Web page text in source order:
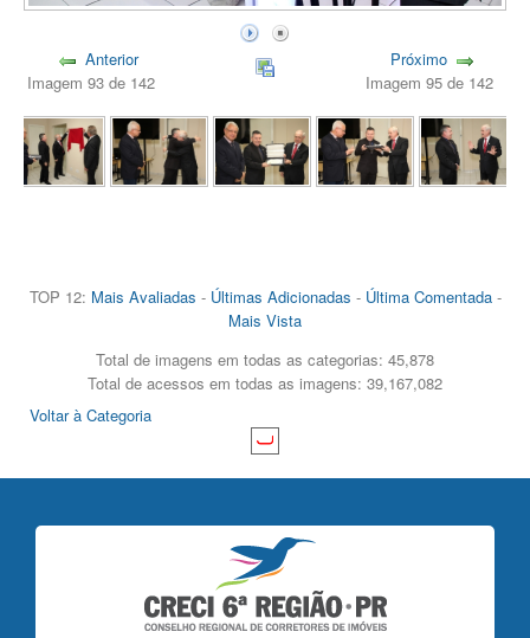
Anterior
Imagem 93 de 142
Próximo
Imagem 95 de 142
TOP 12: Mais Avaliadas - Últimas Adicionadas - Última Comentada-
Mais Vista
Total de imagens em todas as categorias: 45,878
Total de acessos em todas as imagens: 39,167,082
Voltar à Categoria